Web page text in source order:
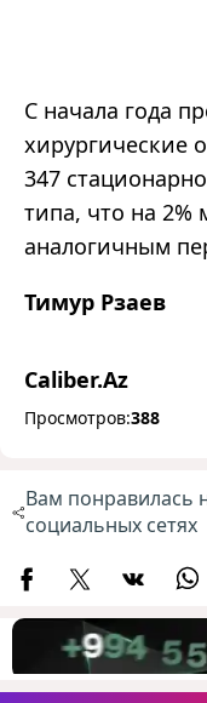
С начала года
хирургические
347
типа, что на
аналогичным
Тимур Рзаев
Caliber.Az
Просмотров:388
Вам понравилась
социальных сетях